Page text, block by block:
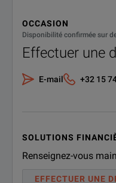
OCCASION
Disponibilité confirmée sur
Effectuer une
E-mail +32 15
SOLUTIONS
Renseignez-vous
EFFECTUER UNE